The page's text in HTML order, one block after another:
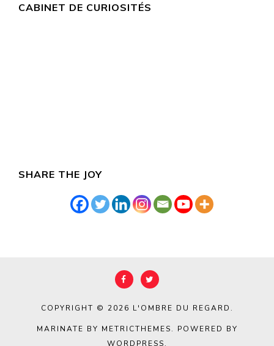
CABINET DE CURIOSITÉS
SHARE THE JOY
COPYRIGHT © 2026 L'OMBRE DU REGARD.
MARINATE BY METRICTHEMES. POWERED BY
WORDPRESS.